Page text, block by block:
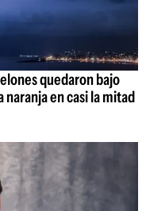
quedaron bajo
en casi la mitad